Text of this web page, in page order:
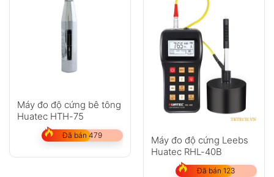
Máy đo độ cứng bê tông
Huatec HTH-75
Đã bán 479
Máy đo độ cứng Leebs
Huatec RHL-40B
Đã bán 123